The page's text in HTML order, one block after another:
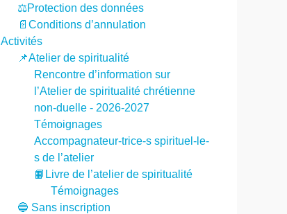
⚖️Protection des données
📄Conditions d’annulation
Activités
📌Atelier de spiritualité
Rencontre d’information sur
l’Atelier de spiritualité chrétienne
non-duelle - 2026-2027
Témoignages
Accompagnateur-trice-s spirituel-le-
s de l’atelier
📙Livre de l’atelier de spiritualité
Témoignages
🔵 Sans inscription